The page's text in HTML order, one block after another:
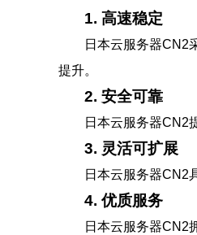
1. 高速稳定
日本云服务器CN2
提升。
2. 安全可靠
日本云服务器CN2
3. 灵活可扩展
日本云服务器CN2
4. 优质服务
日本云服务器CN2